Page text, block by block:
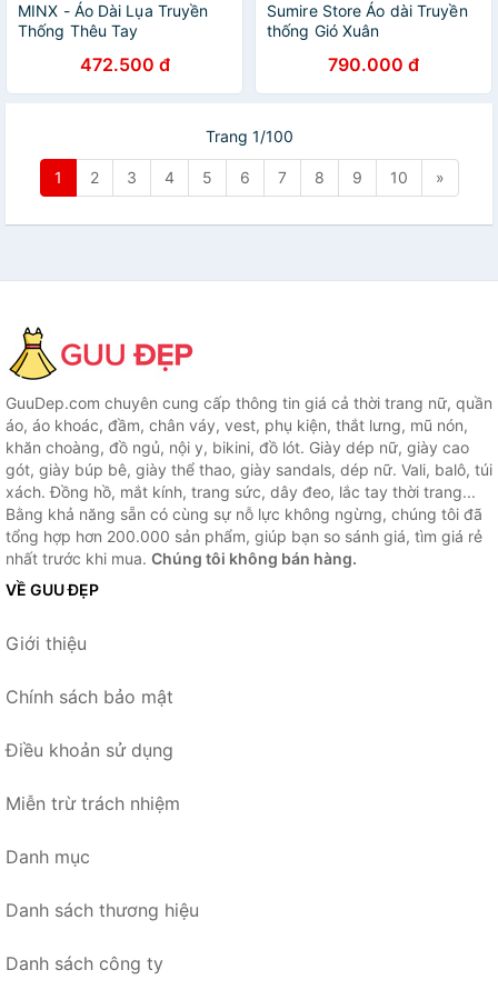
MINX - Áo Dài Lụa Truyền
Thống Thêu Tay
472.500 đ
Sumire Store Áo dài Truyền
thống Gió Xuân
790.000 đ
Trang 1/100
1 2 3 4 5 6 7 8 9 10 »
GuuDep.com chuyên cung cấp thông tin giá cả thời trang nữ, quần
áo, áo khoác, đầm, chân váy, vest, phụ kiện, thắt lưng, mũ nón,
khăn choàng, đồ ngủ, nội y, bikini, đồ lót. Giày dép nữ, giày cao
gót, giày búp bê, giày thể thao, giày sandals, dép nữ. Vali, balô, túi
xách. Đồng hồ, mắt kính, trang sức, dây đeo, lắc tay thời trang...
Bằng khả năng sẵn có cùng sự nỗ lực không ngừng, chúng tôi đã
tổng hợp hơn 200.000 sản phẩm, giúp bạn so sánh giá, tìm giá rẻ
nhất trước khi mua. Chúng tôi không bán hàng.
VỀ GUU ĐẸP
Giới thiệu
Chính sách bảo mật
Điều khoản sử dụng
Miễn trừ trách nhiệm
Danh mục
Danh sách thương hiệu
Danh sách công ty